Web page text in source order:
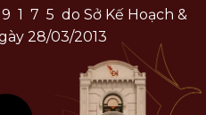
do Sở Kế Hoạch &
28/03/2013